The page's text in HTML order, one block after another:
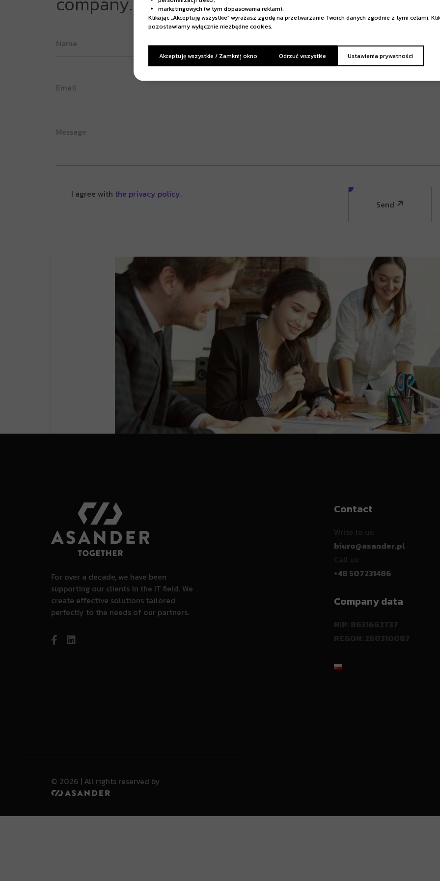
I agree with the privacy policy.
Send
For over a decade, we have been
supporting our clients in the IT field. We
create effective solutions tailored
perfectly to the needs of our partners.
Contact
biuro@asander.pl
+48 507231486
Company data
© 2026 | All rights reserved by
marketingowych (w tym dopasowania reklam).
Klikając „Akceptuję wszystkie” wyrażasz zgodę na przetwarzanie Twoich danych zgodnie z tymi celami.
pozostawiamy wyłącznie niezbędne cookies.
Akceptuję wszystkie / Zamknij okno Odrzuć wszystkie Ustawienia prywatności